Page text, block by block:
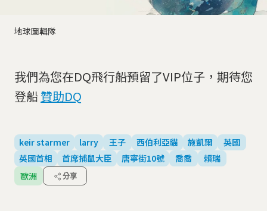
地球圖輯隊
我們為您在DQ飛行船預留了VIP位子，期待您
登船贊助DQ
keir starmer larry 王子 西伯利亞貓 施凱爾
英國
英國首相
首席捕鼠大臣 唐寧街10號 喬喬
賴瑞
歐洲
分享